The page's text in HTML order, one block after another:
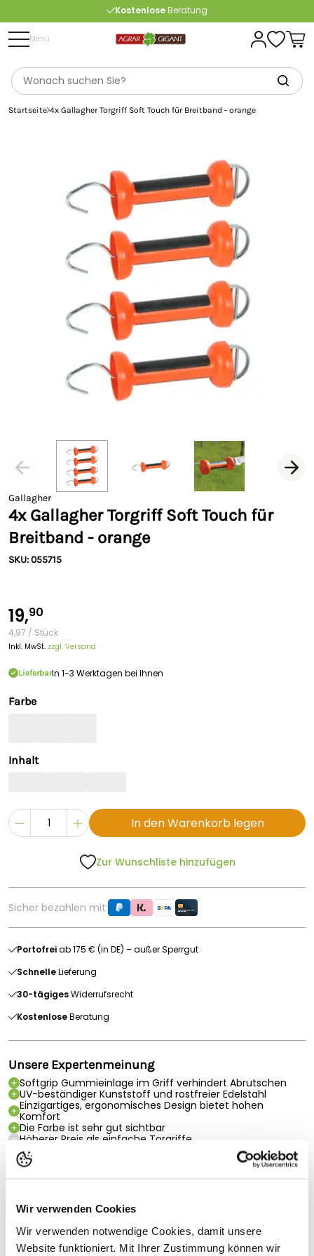
Wir verwenden Cookies
Wir verwenden notwendige Cookies, damit unsere
Website funktioniert. Mit Ihrer Zustimmung können wir
KostenloseBeratung
ab 175 € (in DE) – außer Sperrgut
Menü
Startseite 4x Gallagher Torgriff Soft Touch für Breitband - orange
Gallagher
4x Gallagher Torgriff Soft Touch für
Breitband - orange
SKU: 055715
19,90
4,97 / Stück
Inkl. MwSt. zzgl. Versand
LieferbarIn 1-3 Werktagen bei Ihnen
Farbe
Inhalt
In den Warenkorb legen
Zur Wunschliste hinzufügen
Sicher bezahlen mit:
Portofreiab 175 € (in DE) – außer Sperrgut
SchnelleLieferung
30-tägigesWiderrufsrecht
KostenloseBeratung
Unsere Expertenmeinung
Softgrip Gummieinlage im Griff verhindert Abrutschen
UV-beständiger Kunststoff und rostfreier Edelstahl
Einzigartiges, ergonomisches Design bietet hohen
Komfort
Die Farbe ist sehr gut sichtbar
Höherer Preis als einfache Torgriffe
Produktbeschreibung
orange (4 Stck.)
Ein sehr stabiler, extra verzinkter Torgriff mit Edelstahl-
Zugfeder und besonders starker Isolierung. Mit diesem
signalfarbenen Torgriff von Gallagher erwerben Sie ein